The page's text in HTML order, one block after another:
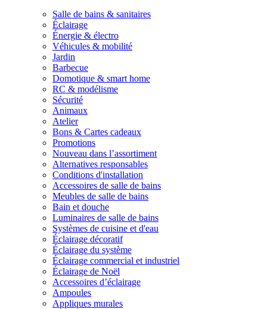
Salle de bains & sanitaires
Éclairage
Énergie & électro
Véhicules & mobilité
Jardin
Barbecue
Domotique & smart home
RC & modélisme
Sécurité
Animaux
Atelier
Bons & Cartes cadeaux
Promotions
Nouveau dans l’assortiment
Alternatives responsables
Conditions d'installation
Accessoires de salle de bains
Meubles de salle de bains
Bain et douche
Luminaires de salle de bains
Systèmes de cuisine et d'eau
Éclairage décoratif
Éclairage du système
Éclairage commercial et industriel
Éclairage de Noël
Accessoires d’éclairage
Ampoules
Appliques murales